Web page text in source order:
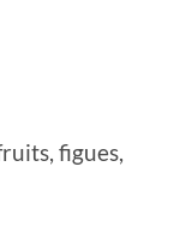
figues,